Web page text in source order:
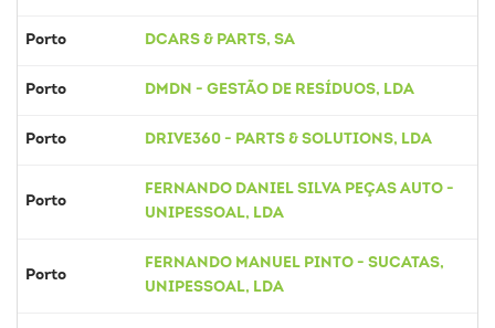
Porto DCARS & PARTS, SA
Porto DMDN - GESTÃO DE RESÍDUOS, LDA
Porto DRIVE360 - PARTS & SOLUTIONS, LDA
Porto
FERNANDO DANIEL SILVA PEÇAS AUTO -
UNIPESSOAL, LDA
Porto
FERNANDO MANUEL PINTO - SUCATAS,
UNIPESSOAL, LDA